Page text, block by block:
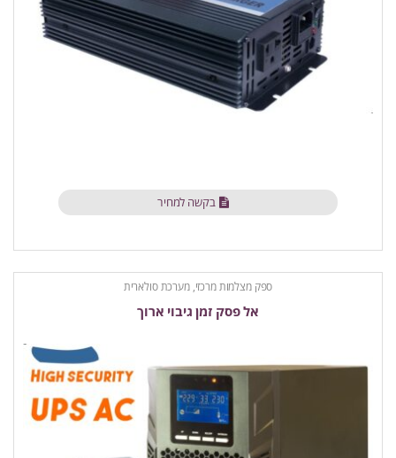
בקשה למחיר
ספק מצלמות מרכזי, מערכת סולארית
אל פסק זמן גיבוי ארוך